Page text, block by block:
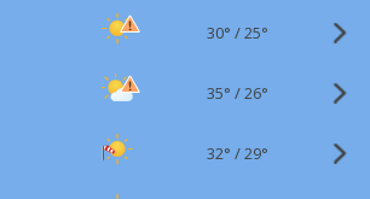
30° /25°
35° /26°
32° /29°